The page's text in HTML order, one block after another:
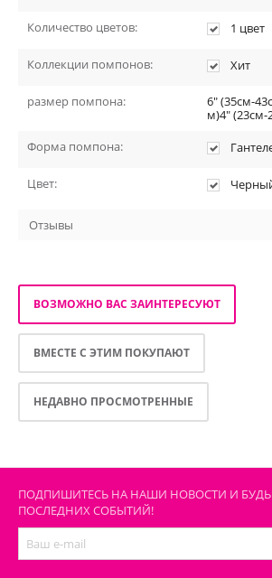
Количество цветов: 1 цвет
Коллекции помпонов: Хит
размер помпона:
6" (35см-
м)4" (23см-
Форма помпона:
Цвет:
Отзывы
ВОЗМОЖНО ВАС ЗАИНТЕРЕСУЮТ
ВМЕСТЕ С ЭТИМ ПОКУПАЮТ
НЕДАВНО ПРОСМОТРЕННЫЕ
ПОДПИШИТЕСЬ НА НАШИ НОВОСТИ И БУДЬ
ПОСЛЕДНИХ СОБЫТИЙ!